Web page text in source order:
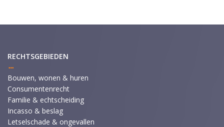
RECHTSGEBIEDEN
Bouwen, wonen & huren
Consumentenrecht
Familie & echtscheiding
Incasso & beslag
Letselschade & ongevallen